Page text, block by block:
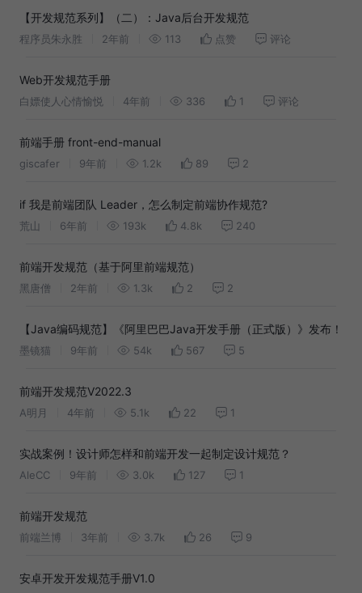
【开发规范系列】（二）：Java后台开发规范
程序员朱永胜 2年前 113 点赞 评论
Web开发规范手册
白嫖使人心情愉悦 4年前 336 1 评论
前端手册 front-end-manual
giscafer 9年前 1.2k 89 2
if 我是前端团队 Leader，怎么制定前端协作规范?
荒山 6年前 193k 4.8k 240
前端开发规范（基于阿里前端规范）
黑唐僧 2年前 1.3k 2 2
【Java编码规范】《阿里巴巴Java开发手册（正式版）》发布！
墨镜猫 9年前 54k 567 5
前端开发规范V2022.3
A明月 4年前 5.1k 22 1
实战案例！设计师怎样和前端开发一起制定设计规范？
AleCC 9年前 3.0k 127 1
前端开发规范
前端兰博 3年前 3.7k 26 9
安卓开发开发规范手册V1.0